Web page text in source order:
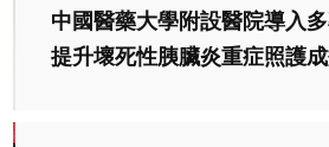
中國醫藥大學附設醫院導入
提升壞死性胰臟炎重症照護